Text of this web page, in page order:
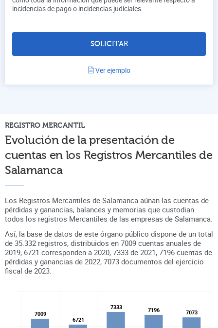
incidencias de pago o incidencias judiciales
SOLICITAR
Ver ejemplo
REGISTRO MERCANTIL
Evolución de la presentación de
cuentas en los Registros Mercantiles de
Salamanca
Los Registros Mercantiles de Salamanca aúnan las cuentas de
pérdidas y ganancias, balances y memorias que custodian
todos los registros Mercantiles de las empresas de Salamanca
Así, la base de datos de este órgano público dispone de un total
de 35.332 registros, distribuidos en 7009 cuentas anuales de
2019, 6721 corresponden a 2020, 7333 de 2021, 7196 cuentas de
pérdidas y ganancias de 2022, 7073 documentos del ejercicio
fiscal de 2023
7009
7009
6721
6721
7333
7333 7196
7196 7073
7073